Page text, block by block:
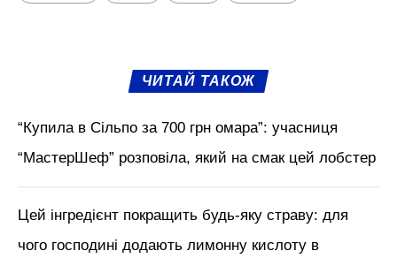
ЧИТАЙ ТАКОЖ
“Купила в Сільпо за 700 грн омара”: учасниця
“МастерШеф” розповіла, який на смак цей лобстер
Цей інгредієнт покращить будь-яку страву: для
чого господині додають лимонну кислоту в